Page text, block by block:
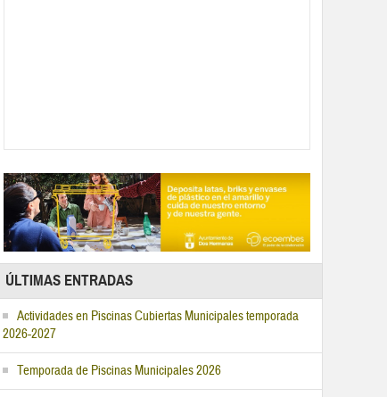
ÚLTIMAS ENTRADAS
Actividades en Piscinas Cubiertas Municipales temporada
2026-2027
Temporada de Piscinas Municipales 2026